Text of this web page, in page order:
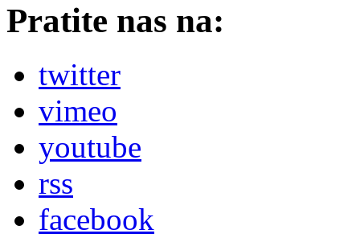
Pratite nas na:
twitter
vimeo
youtube
rss
facebook